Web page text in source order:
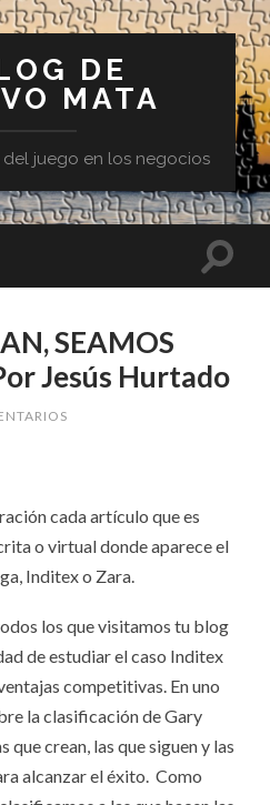
DE
MATA
del juego en los negocios
SEAMOS
Jesús Hurtado
cada artículo que es
o virtual donde aparece el
Inditex o Zara.
los que visitamos tu blog
de estudiar el caso Inditex
competitivas. En uno
la clasificación de Gary
que crean, las que siguen y las
alcanzar el éxito. Como